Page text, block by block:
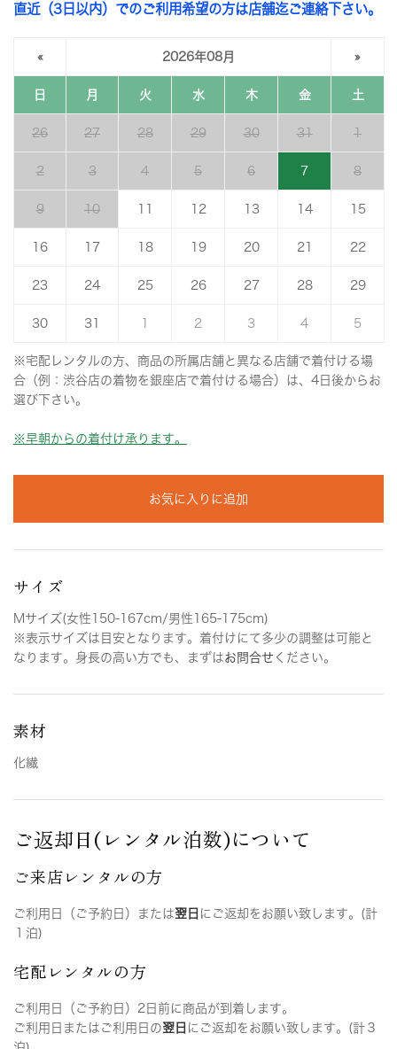
直近（3日以内）でのご利用希望の方は店舗迄ご連絡下さい。
« 2026年08月 »
日 月 火 水 木 金 土
26 27 28 29 30 31 1
2 3 4 5 6 7 8
9 10 11 12 13 14 15
16 17 18 19 20 21 22
23 24 25 26 27 28 29
30 31 1 2 3 4 5
※宅配レンタルの方、商品の所属店舗と異なる店舗で着付ける場
合（例：渋谷店の着物を銀座店で着付ける場合）は、4日後からお
選び下さい。
※早朝からの着付け承ります。
お気に入りに追加
サイズ
Mサイズ(女性150-167cm/男性165-175cm)
※表示サイズは目安となります。着付けにて多少の調整は可能と
なります。身長の高い方でも、まずはお問合せ ください。
素材
化繊
ご返却日(レンタル泊数)について
ご来店レンタルの方
ご利用日（ご予約日）または翌日 にご返却をお願い致します。(計
１泊)
宅配レンタルの方
ご利用日（ご予約日）2日前に商品が到着します。
ご利用日またはご利用日の翌日 にご返却をお願い致します。(計３